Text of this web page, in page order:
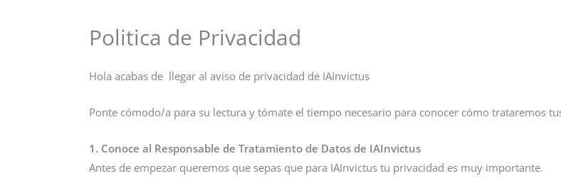
Politica de Privacidad
Hola acabas de llegar al aviso de privacidad de IAInvictus
Ponte cómodo/a para su lectura y tómate el tiempo necesario para conocer cómo trataremos
1. Conoce al Responsable de Tratamiento de Datos de IAInvictus
Antes de empezar queremos que sepas que para IAInvictus tu privacidad es muy importante.